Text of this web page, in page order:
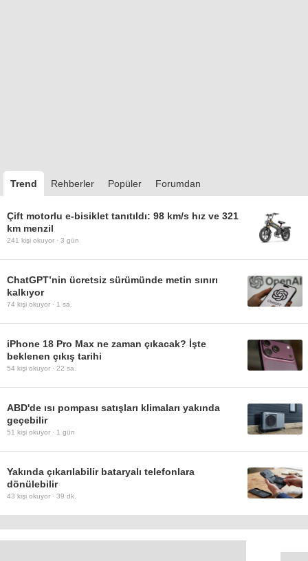
Trend Rehberler Popüler Forumdan
Çift motorlu e-bisiklet tanıtıldı: 98 km/s hız ve 321
km menzil
241 kişi okuyor · 3 gün
ChatGPT’nin ücretsiz sürümünde metin sınırı
kalkıyor
74 kişi okuyor · 1 sa.
iPhone 18 Pro Max ne zaman çıkacak? İşte
beklenen çıkış tarihi
54 kişi okuyor · 22 sa.
ABD'de ısı pompası satışları klimaları yakında
geçebilir
51 kişi okuyor · 1 gün
Yakında çıkarılabilir bataryalı telefonlara
dönülebilir
43 kişi okuyor · 39 dk.